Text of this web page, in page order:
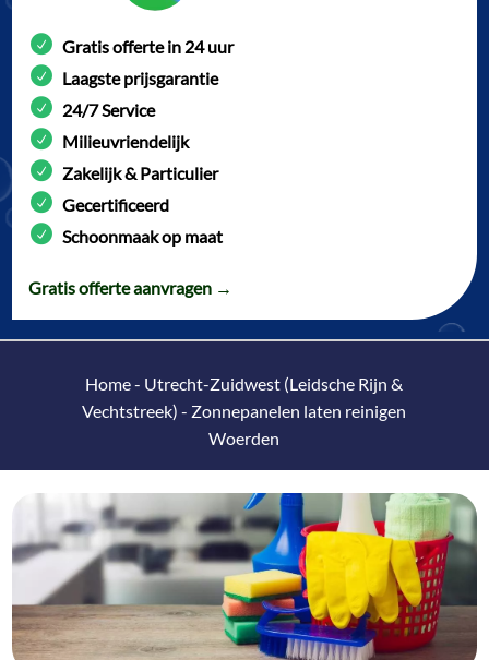
Gratis offerte in 24 uur
Laagste prijsgarantie
24/7 Service
Milieuvriendelijk
Zakelijk & Particulier
Gecertificeerd
Schoonmaak op maat
Gratis offerte aanvragen →
Home- Utrecht-Zuidwest (Leidsche Rijn &
Vechtstreek) - Zonnepanelen laten reinigen
Woerden